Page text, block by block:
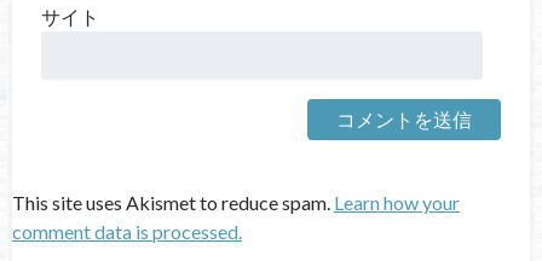
サイト
This site uses Akismet to reduce spam. Learn how your
comment data is processed.